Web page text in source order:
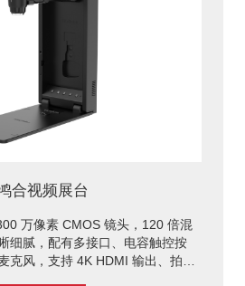
合视频展台
万像素 CMOS 镜头，120 倍混
细腻，配有多接口、电容触控按
克风，支持 4K HDMI 输出、拍照